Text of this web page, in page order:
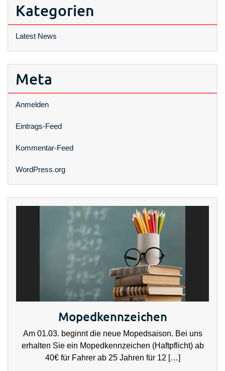
Kategorien
Latest News
Meta
Anmelden
Eintrags-Feed
Kommentar-Feed
WordPress.org
Mopedkennzeichen
Am 01.03. beginnt die neue Mopedsaison. Bei uns
erhalten Sie ein Mopedkennzeichen (Haftpflicht) ab
40€ für Fahrer ab 25 Jahren für 12 […]